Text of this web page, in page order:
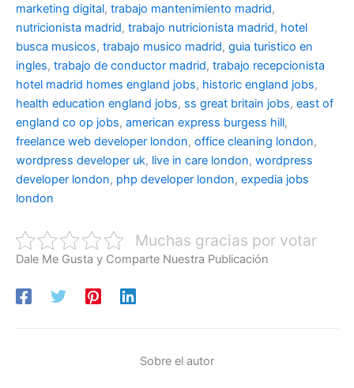
marketing digital, trabajo mantenimiento madrid,
nutricionista madrid, trabajo nutricionista madrid, hotel
busca musicos, trabajo musico madrid, guia turistico en
ingles, trabajo de conductor madrid, trabajo recepcionista
hotel madrid homes england jobs, historic england jobs,
health education england jobs, ss great britain jobs, east of
england co op jobs, american express burgess hill,
freelance web developer london, office cleaning london,
wordpress developer uk, live in care london, wordpress
developer london, php developer london, expedia jobs
london
Muchas gracias por votar
Dale Me Gusta y Comparte Nuestra Publicación
Sobre el autor